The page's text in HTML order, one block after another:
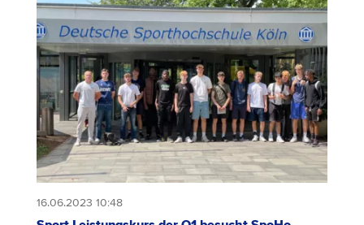
16.06.2023 10:48